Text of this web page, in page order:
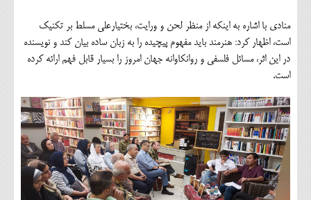
منادی با اشاره به اینکه از منظر لحن و ورایت، بختیارعلی مسلط بر تکنیک
است، اظهار کرد: هنرمند باید مفهوم پیچیده را به زبان ساده بیان کند و نویسنده
در این اثر، مسائل فلسفی و روانکاوانه جهان امروز را بسیار قابل فهم ارائه کرده
است.